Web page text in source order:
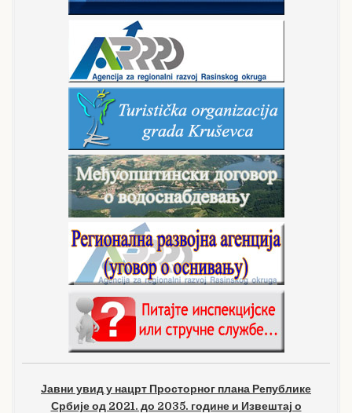
Јавни увид у нацрт Просторног плана Републике
Србије од 2021. до 2035. године и Извештај о